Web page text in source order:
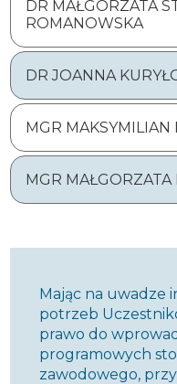
DR MAŁGORZATA
ROMANOWSKA
DR JOANNA
MGR MAKSYMILIAN
MGR
Mając na uwadze
potrzeb
prawo do
programowych
zawodowego,